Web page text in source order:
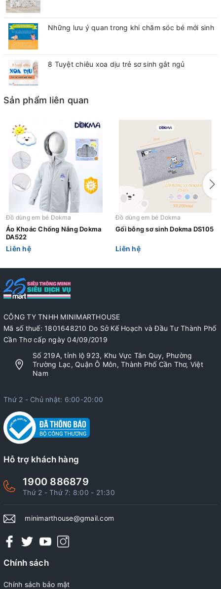
Những lưu ý quan trong khi chăm sóc bé mới sinh
8 Tuyệt chiêu xoa dịu trẻ sơ sinh gắt ngủ
Sản phẩm liên quan
Đồ dùng em bé Dokma
Áo Khoác Chống Nắng Dokma
DA522
Liên hệ
Đồ dùng em bé Dokma
Gối bông sơ sinh Dokma DS105
Liên hệ
CÔNG TY TNHH MINIMARTHOUSE
Mã số thuế: 1801648210 Do Sở Kế Hoạch và Đầu Tư Thành Phố
Cần Thơ cấp ngày 04/09/2019
Số 219A, tỉnh lộ 923, Khu Vực Tân Quy, Phường
Trường Lạc, Quận Ô Môn, Thành Phố Cần Thơ, Việt
Nam
Thứ 2 - Chủ nhật: 6:00-20:00
Hỗ trợ khách hàng
1900 886879
Thứ 2 - Thứ 7: 8:00 - 21:30
minimarthouse@gmail.com
Chính sách
Chính sách bảo mật